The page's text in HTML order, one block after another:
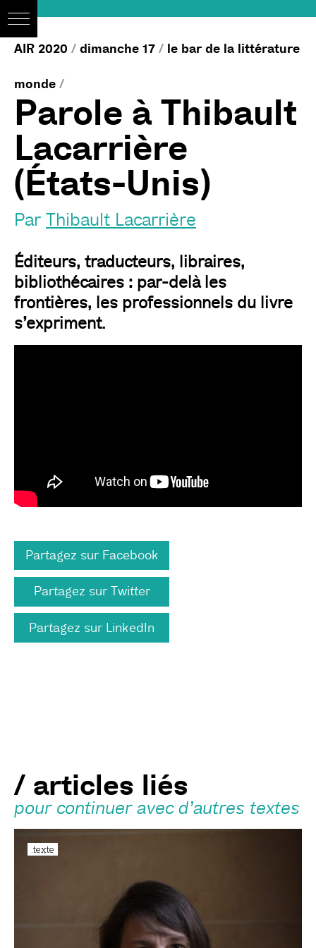
AIR 2020 / dimanche 17 / le bar de la littérature
monde /
Parole à Thibault
Lacarrière
(États-Unis)
Par Thibault Lacarrière
Éditeurs, traducteurs, libraires,
bibliothécaires : par-delà les
frontières, les professionnels du livre
s’expriment.
Partagez sur Facebook
Partagez sur Twitter
Partagez sur LinkedIn
/ articles liés
pour continuer avec d’autres textes
.texte